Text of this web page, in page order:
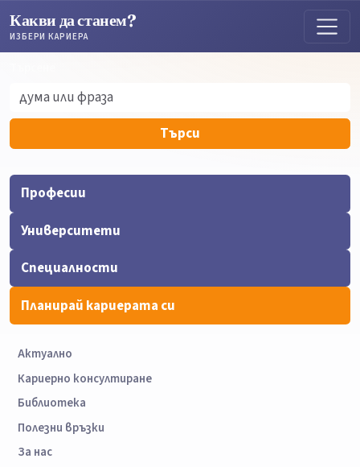
Какви да станем?
ИЗБЕРИ КАРИЕРА
Търси
Професии
Университети
Специалности
Планирай кариерата си
Актуално
Кариерно консултиране
Библиотека
Полезни връзки
За нас